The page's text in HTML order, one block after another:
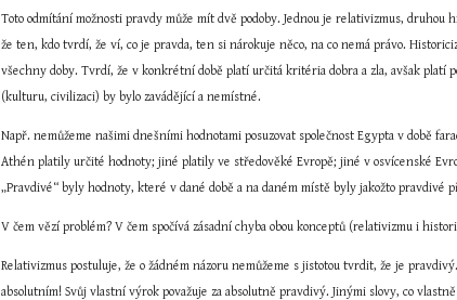
Toto odmítání možnosti pravdy může mít dvě podoby. Jednou je relativizmus,
že ten, kdo tvrdí, že ví, co je pravda, ten si nárokuje něco, na co nemá právo.
všechny doby. Tvrdí, že v konkrétní době platí určitá kritéria dobra a zla, avšak platí
(kulturu, civilizaci) by bylo zavádějící a nemístné.
Např. nemůžeme našimi dnešními hodnotami posuzovat společnost Egypta v době
Athén platily určité hodnoty; jiné platily ve středověké Evropě; jiné v osvícenské
„Pravdivé“ byly hodnoty, které v dané době a na daném místě byly jakožto pravdivé
V čem vězí problém? V čem spočívá zásadní chyba obou konceptů (relativizmu i
Relativizmus postuluje, že o žádném názoru nemůžeme s jistotou tvrdit, že je
absolutním! Svůj vlastní výrok považuje za absolutně pravdivý. Jinými slovy, co